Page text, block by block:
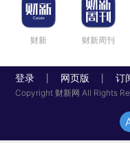
财新 财新周刊
登录 网页版 订
Copyright 财新网 All Rights